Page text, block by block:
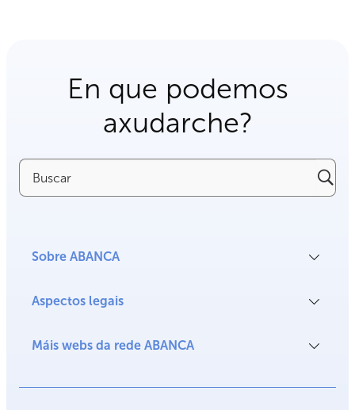
En que podemos
axudarche?
Buscar
Sobre ABANCA
Aspectos legais
Máis webs da rede ABANCA